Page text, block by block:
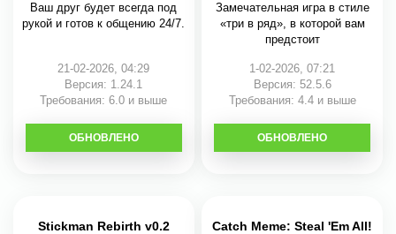
Ваш друг будет всегда под
рукой и готов к общению 24/7.
21-02-2026, 04:29
Версия: 1.24.1
Требования: 6.0 и выше
СКАЧАТЬ
ОБНОВЛЕНО
Замечательная игра в стиле
«три в ряд», в которой вам
предстоит
1-02-2026, 07:21
Версия: 52.5.6
Требования: 4.4 и выше
СКАЧАТЬ
ОБНОВЛЕНО
Stickman Rebirth v0.2
Catch Meme: Steal 'Em All!